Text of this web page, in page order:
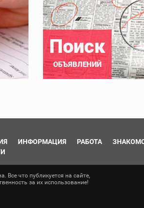
Поиск
ОБЪЯВЛЕНИЙ
ИНФОРМАЦИЯ РАБОТА
Все что публикуется на сайте,
за их использование!